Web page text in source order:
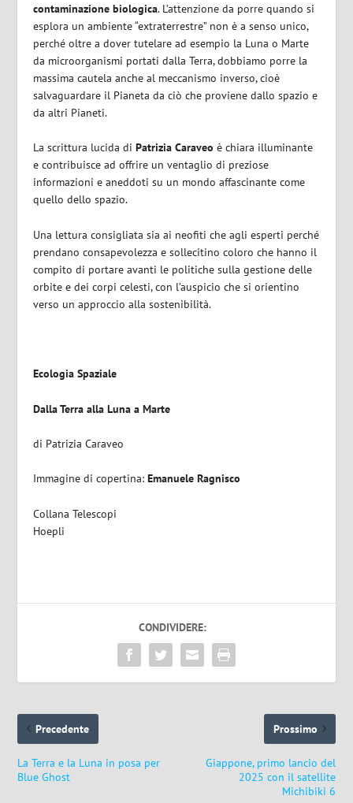
contaminazione biologica. L’attenzione da porre quando si
esplora un ambiente “extraterrestre” non è a senso unico,
perché oltre a dover tutelare ad esempio la Luna o Marte
da microorganismi portati dalla Terra, dobbiamo porre la
massima cautela anche al meccanismo inverso, cioè
salvaguardare il Pianeta da ciò che proviene dallo spazio e
da altri Pianeti.
La scrittura lucida diPatrizia Caraveo è chiara illuminante
e contribuisce ad offrire un ventaglio di preziose
informazioni e aneddoti su un mondo affascinante come
quello dello spazio.
Una lettura consigliata sia ai neofiti che agli esperti perché
prendano consapevolezza e sollecitino coloro che hanno il
compito di portare avanti le politiche sulla gestione delle
orbite e dei corpi celesti, con l’auspicio che si orientino
verso un approccio alla sostenibilità.
Ecologia Spaziale
Dalla Terra alla Luna a Marte
di Patrizia Caraveo
Immagine di copertina:Emanuele Ragnisco
Collana Telescopi
Hoepli
CONDIVIDERE:
Precedente
La Terra e la Luna in posa per
Blue Ghost
Prossimo
Giappone, primo lancio del
2025 con il satellite
Michibiki 6